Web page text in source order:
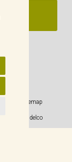
Sitemap
© 2026 Weidelco